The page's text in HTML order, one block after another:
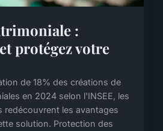
:
protégez votre
de 18% des créations de
en 2024 selon l'INSEE, les
redécouvrent les avantages
solution. Protection des